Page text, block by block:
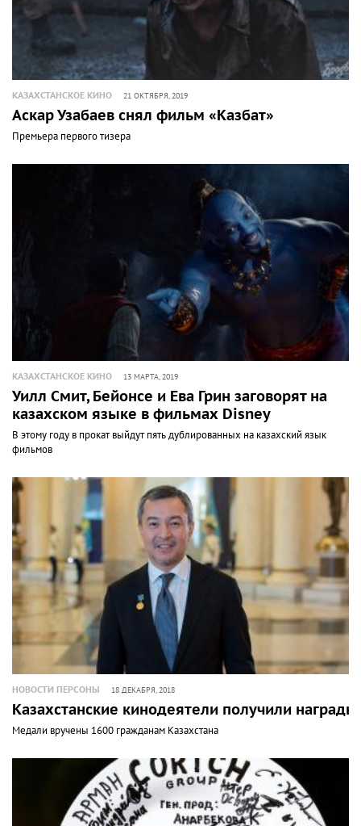
КАЗАХСТАНСКОЕ КИНО 21 ОКТЯБРЯ, 2019
Аскар Узабаев снял фильм «Казбат»
Премьера первого тизера
КАЗАХСТАНСКОЕ КИНО 13 МАРТА, 2019
Уилл Смит, Бейонсе и Ева Грин заговорят на
казахском языке в фильмах Disney
В этому году в прокат выйдут пять дублированных на казахский язык
фильмов
НОВОСТИ ПЕРСОНЫ 18 ДЕКАБРЯ, 2018
Казахстанские кинодеятели получили награды
Медали вручены 1600 гражданам Казахстана